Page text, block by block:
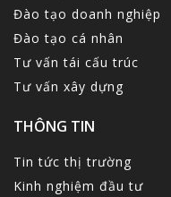
Đào tạo doanh nghiệp
Đào tạo cá nhân
Tư vấn tái cấu trúc
Tư vấn xây dựng
THÔNG TIN
Tin tức thị trường
Kinh nghiệm đầu tư